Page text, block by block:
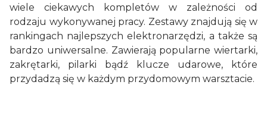
wiele ciekawych kompletów w zależności od
rodzaju wykonywanej pracy. Zestawy znajdują się w
rankingach najlepszych elektronarzędzi, a także są
bardzo uniwersalne. Zawierają popularne wiertarki,
zakrętarki, pilarki bądź klucze udarowe, które
przydadzą się w każdym przydomowym warsztacie.